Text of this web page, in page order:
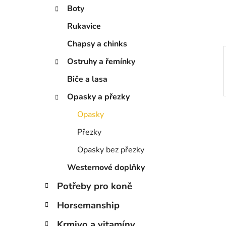
Boty
Rukavice
Chapsy a chinks
Ostruhy a řemínky
Biče a lasa
Opasky a přezky
Opasky
Přezky
Opasky bez přezky
Westernové doplňky
Potřeby pro koně
Horsemanship